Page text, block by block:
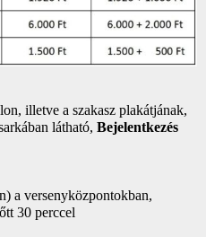
illetve a szakasz plakátjának,
látható, Bejelentkezés
a versenyközpontokban,
30 perccel